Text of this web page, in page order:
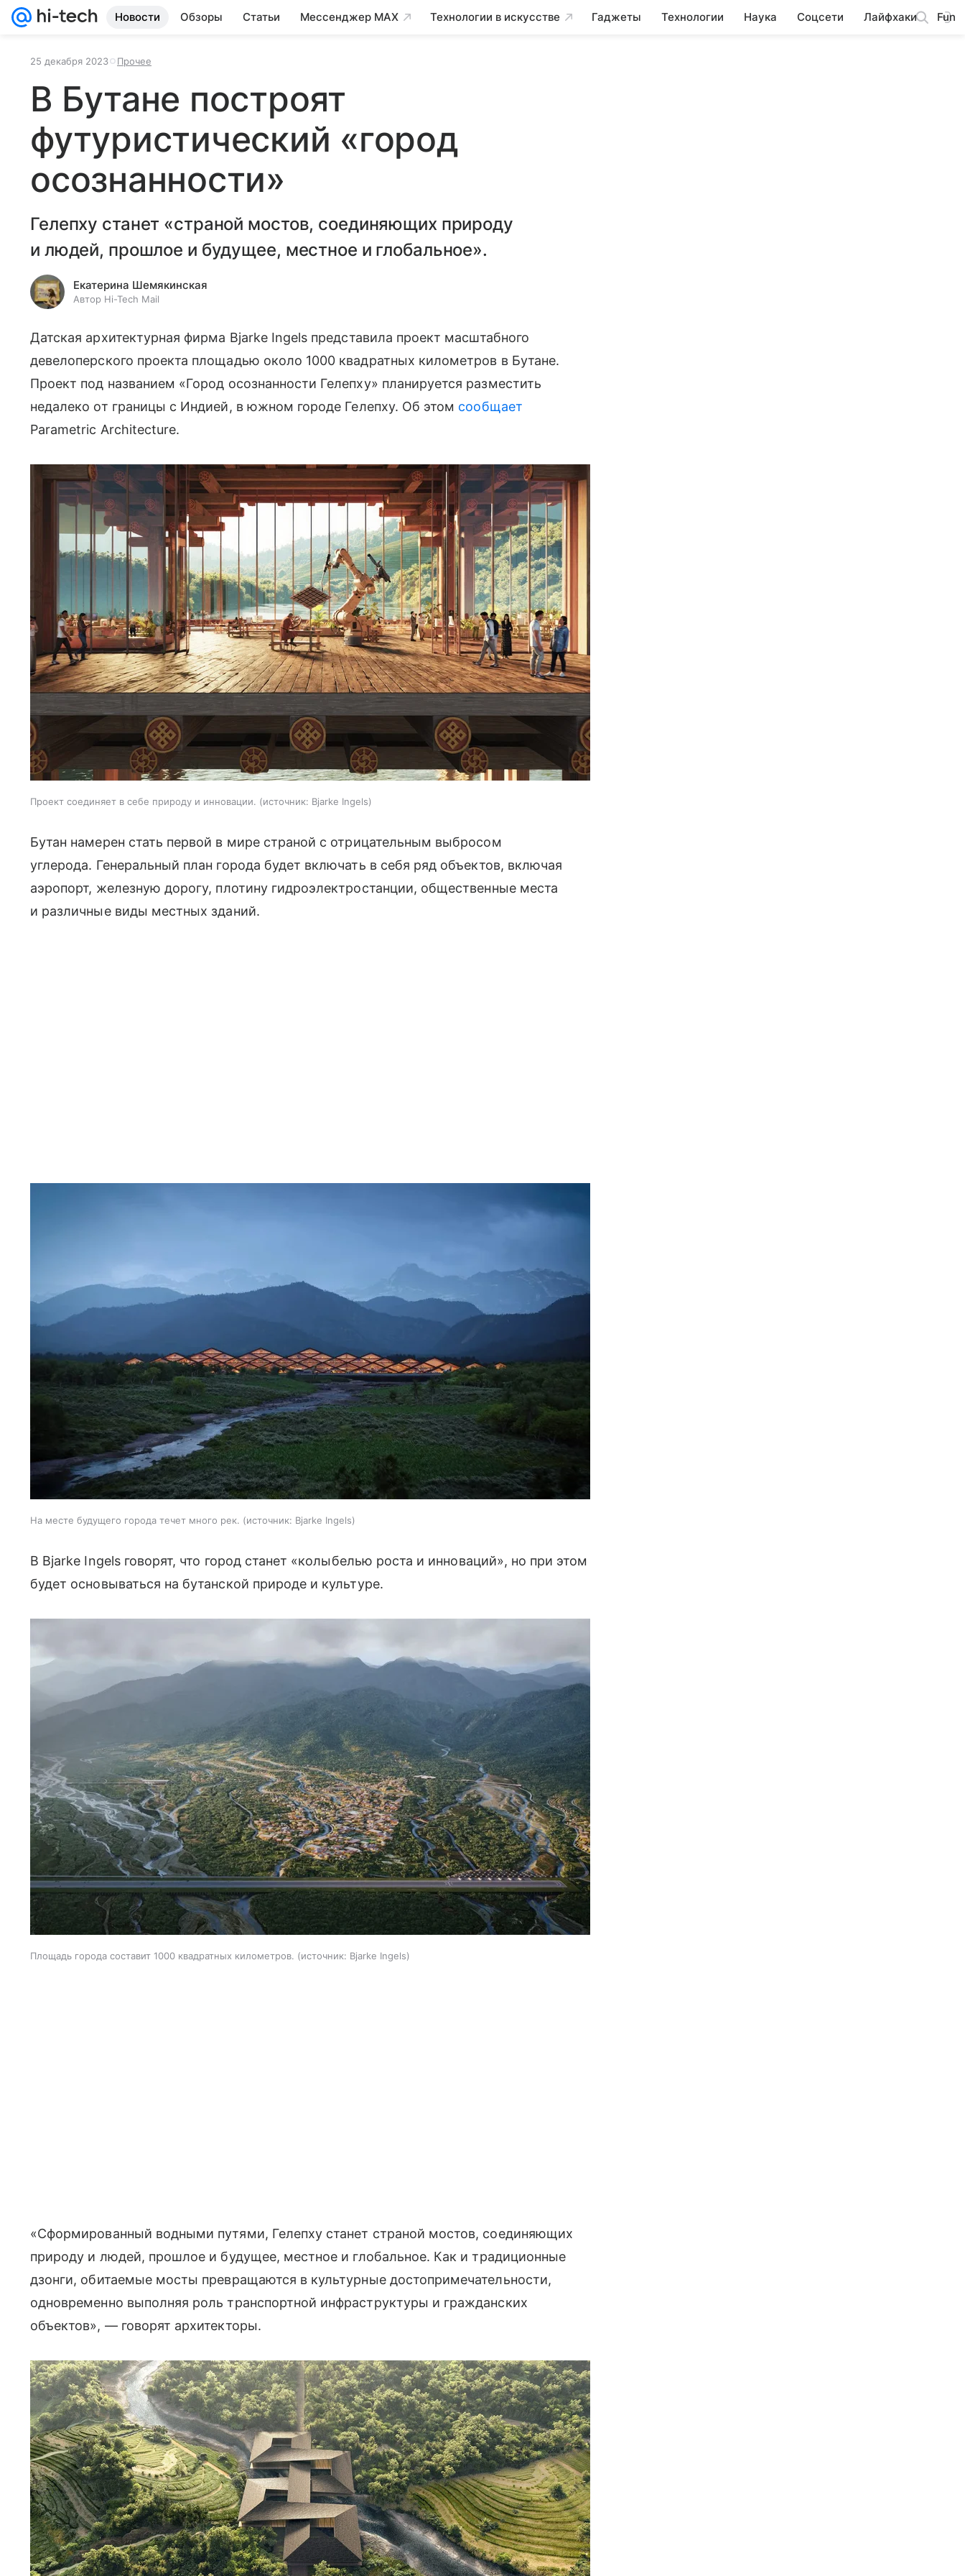
Новости Обзоры Статьи Мессенджер MAX Технологии в искусстве Гаджеты Технологии Наука Соцсети Лайфхаки Fun
25 декабря 2023 Прочее
В Бутане построят
футуристический «город
осознанности»
Гелепху станет «страной мостов, соединяющих природу
и людей, прошлое и будущее, местное и глобальное».
Екатерина Шемякинская
Автор Hi-Tech Mail
Датская архитектурная фирма Bjarke Ingels представила проект масштабного
девелоперского проекта площадью около 1000 квадратных километров в Бутане.
Проект под названием «Город осознанности Гелепху» планируется разместить
недалеко от границы с Индией, в южном городе Гелепху. Об этом сообщает
Parametric Architecture.
Проект соединяет в себе природу и инновации. источник: Bjarke Ingels
Бутан намерен стать первой в мире страной с отрицательным выбросом
углерода. Генеральный план города будет включать в себя ряд объектов, включая
аэропорт, железную дорогу, плотину гидроэлектростанции, общественные места
и различные виды местных зданий.
На месте будущего города течет много рек. источник: Bjarke Ingels
В Bjarke Ingels говорят, что город станет «колыбелью роста и инноваций», но при этом
будет основываться на бутанской природе и культуре.
Площадь города составит 1000 квадратных километров. источник: Bjarke Ingels
«Сформированный водными путями, Гелепху станет страной мостов, соединяющих
природу и людей, прошлое и будущее, местное и глобальное. Как и традиционные
дзонги, обитаемые мосты превращаются в культурные достопримечательности,
одновременно выполняя роль транспортной инфраструктуры и гражданских
объектов», — говорят архитекторы.